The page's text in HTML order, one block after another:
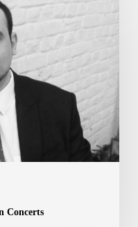
Concerts